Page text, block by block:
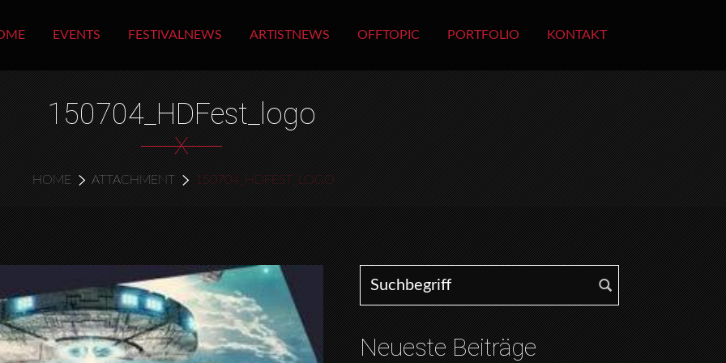
EVENTS FESTIVALNEWS ARTISTNEWS OFFTOPIC PORTFOLIO KONTAKT
150704_HDFest_logo
X
HOME ATTACHMENT 150704_HDFEST_LOGO
Search for:
Neueste Beiträge